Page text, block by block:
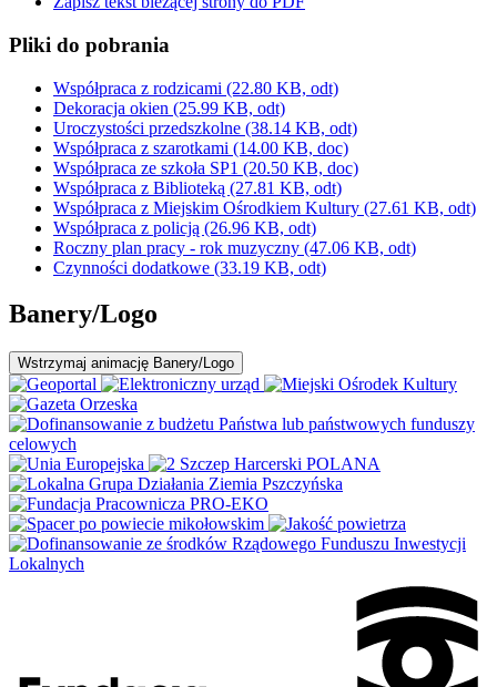
Pliki do pobrania
Współpraca z rodzicami (22.80 KB, odt)
Dekoracja okien (25.99 KB, odt)
Uroczystości przedszkolne (38.14 KB, odt)
Współpraca z szarotkami (14.00 KB, doc)
Współpraca ze szkoła SP1 (20.50 KB, doc)
Współpraca z Biblioteką (27.81 KB, odt)
Współpraca z Miejskim Ośrodkiem Kultury (27.61 KB, odt)
Współpraca z policją (26.96 KB, odt)
Roczny plan pracy - rok muzyczny (47.06 KB, odt)
Czynności dodatkowe (33.19 KB, odt)
Banery/Logo
Wstrzymaj animację Banery/Logo